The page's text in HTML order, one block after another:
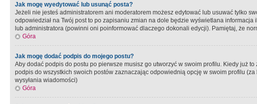
Jak mogę wyedytować lub usunąć posta?
Jeżeli nie jesteś administratorem ani moderatorem możesz edytować lub usuwać tylko
odpowiedział na Twój post to po zapisaniu zmian na dole będzie wyświetlana
lub administratora (powinni oni poinformować dlaczego dokonali edycji). Pamiętaj, że
Góra
Jak mogę dodać podpis do mojego postu?
Aby dodać podpis do postu po pierwsze musisz go utworzyć w swoim profilu. Kiedy już
podpis do wszystkich swoich postów zaznaczając odpowiednią opcję w swoim profilu
wysyłania wiadomości)
Góra